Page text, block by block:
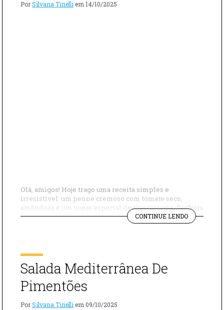
PorSilvana Tinelli em 14/10/2025
Olá, amigos! Hoje trago uma receita simples e
irresistível: um penne cremoso com tomate seco,
amêndoas e um toque especial de mascarpone. Perfeita
para um almoço rápido, mas cheio de sabor!
Ingredientes Macarrão penne 500g Tomate seco 250g
Sal e […]
CONTINUE LENDO"PENNE
RIGATE"
Salada Mediterrânea De
Pimentões
PorSilvana Tinelli em 09/10/2025